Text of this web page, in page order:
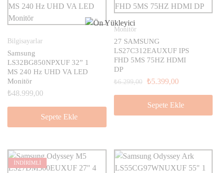
Bilgisayarlar
Samsung
LS32BG850NPXUF 32” 1
MS 240 Hz UHD VA LED
Monitör
₺48.999,00
Sepete Ekle
Monitör
27 SAMSUNG
LS27C312EAUXUF IPS
FHD 5MS 75HZ HDMI
DP
₺6.299,00 ₺5.399,00
Sepete Ekle
İNDİRİMLİ